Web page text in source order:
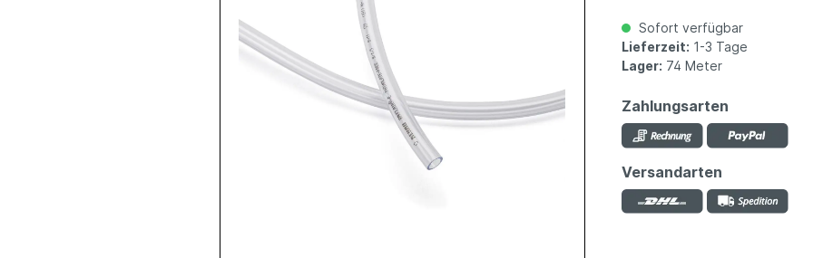
Sofort verfügbar
Lieferzeit: 1-3 Tage
Lager: 74 Meter
Zahlungsarten
Versandarten